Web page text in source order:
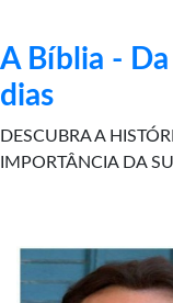
A Bíblia -
dias
DESCUBRA A
IMPORTÂNCIA DA